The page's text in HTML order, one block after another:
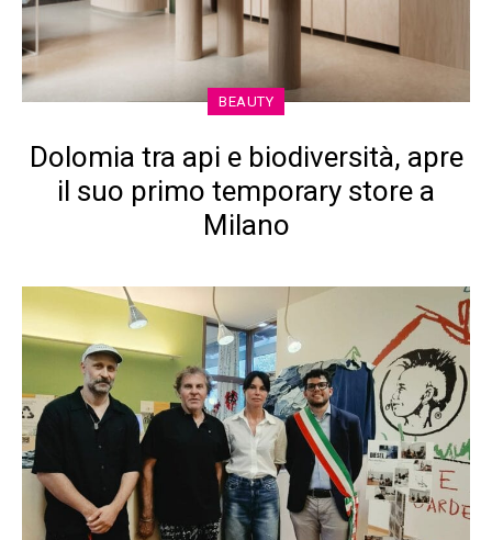
BEAUTY
Dolomia tra api e biodiversità, apre
il suo primo temporary store a
Milano